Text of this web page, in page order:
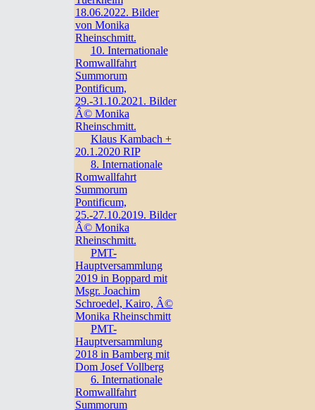
18.06.2022. Bilder
von Monika
Rheinschmitt.
10. Internationale
Romwallfahrt
Summorum
Pontificum,
29.-31.10.2021. Bilder
Â© Monika
Rheinschmitt.
Klaus Kambach +
20.1.2020 RIP
8. Internationale
Romwallfahrt
Summorum
Pontificum,
25.-27.10.2019. Bilder
Â© Monika
Rheinschmitt.
PMT-
Hauptversammlung
2019 in Boppard mit
Msgr. Joachim
Schroedel, Kairo, Â©
Monika Rheinschmitt
PMT-
Hauptversammlung
2018 in Bamberg mit
Dom Josef Vollberg
6. Internationale
Romwallfahrt
Summorum